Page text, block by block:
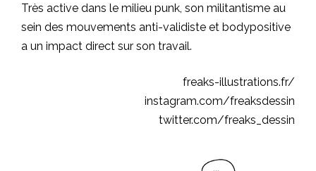
Très active dans le milieu punk, son militantisme au
sein des mouvements anti-validiste et bodypositive
a un impact direct sur son travail.
freaks-illustrations.fr/
instagram.com/freaksdessin
twitter.com/freaks_dessin